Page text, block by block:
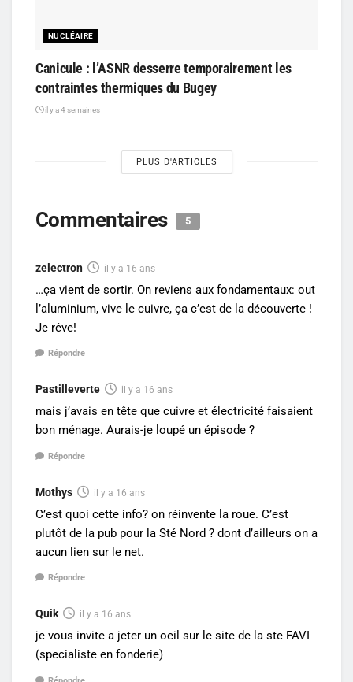
NUCLÉAIRE
Canicule : l’ASNR desserre temporairement les
contraintes thermiques du Bugey
il y a 4 semaines
PLUS D'ARTICLES
Commentaires 5
zelectron il y a 16 ans
…ça vient de sortir. On reviens aux fondamentaux: out
l’aluminium, vive le cuivre, ça c’est de la découverte !
Je rêve!
Répondre
Pastilleverte il y a 16 ans
mais j’avais en tête que cuivre et électricité faisaient
bon ménage. Aurais-je loupé un épisode ?
Répondre
Mothys il y a 16 ans
C’est quoi cette info? on réinvente la roue. C’est
plutôt de la pub pour la Sté Nord ? dont d’ailleurs on a
aucun lien sur le net.
Répondre
Quik il y a 16 ans
je vous invite a jeter un oeil sur le site de la ste FAVI
(specialiste en fonderie)